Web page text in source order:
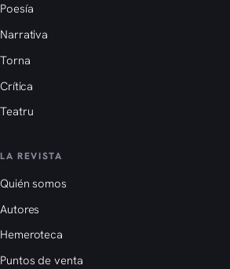
Poesía
Narrativa
Torna
Crítica
Teatru
LA REVISTA
Quién somos
Autores
Hemeroteca
Puntos de venta